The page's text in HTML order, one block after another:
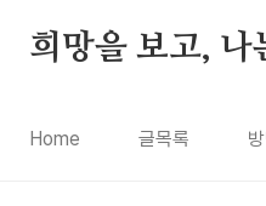
희망을 보고, 나
Home 글목록